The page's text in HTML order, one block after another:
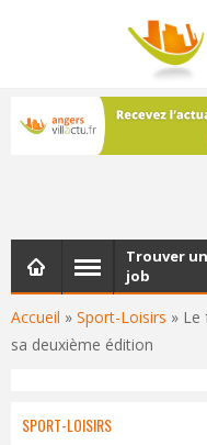
Les dernières
Accueil » Sport-Loisirs » Le
sa deuxième édition
Trouver un
job
SPORT-LOISIRS